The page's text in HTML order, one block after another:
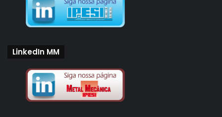
LinkedIn MM